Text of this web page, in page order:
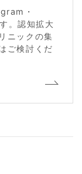
・
。認知拡大
ニックの集
ご検討くだ